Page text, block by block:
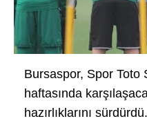
Bursaspor, Spor Toto
haftasında
hazırlıklarını sürdürdü.